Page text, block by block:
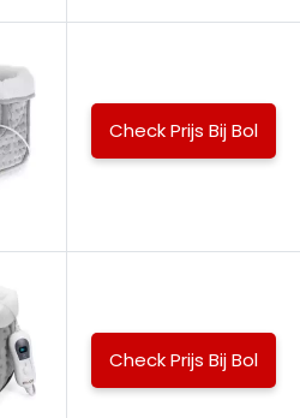
Check Prijs Bij Bol
Check Prijs Bij Bol